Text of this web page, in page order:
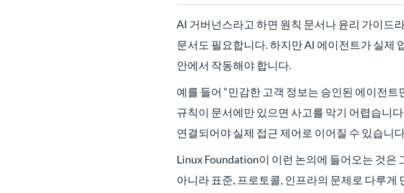
AI 거버넌스라고 하면 원칙 문서나 윤리 가이드
문서도 필요합니다. 하지만 AI 에이전트가 실제
안에서 작동해야 합니다.
예를 들어 “민감한 고객 정보는 승인된 에이전
규칙이 문서에만 있으면 사고를 막기 어렵습니
연결되어야 실제 접근 제어로 이어질 수 있습니
Linux Foundation이 이런 논의에 들어오는 것은
아니라 표준, 프로토콜, 인프라의 문제로 다루